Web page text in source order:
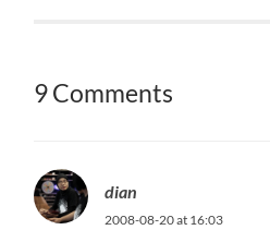
9 Comments
dian
2008-08-20 at 16:03